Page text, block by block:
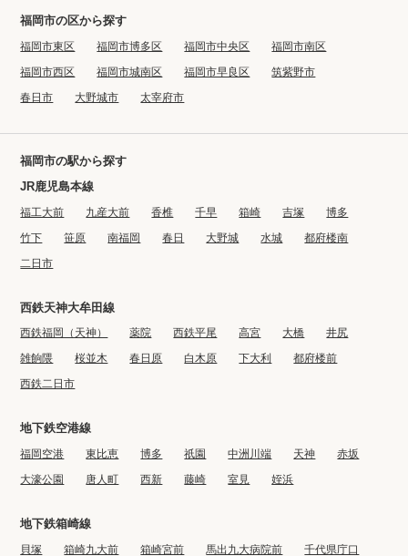
福岡市の区から探す
福岡市東区 福岡市博多区 福岡市中央区
福岡市南区
福岡市西区
福岡市城南区 福岡市早良区
筑紫野市
春日市
大野城市 太宰府市
福岡市の駅から探す
JR鹿児島本線
福工大前 九産大前 香椎 千早 箱崎 吉塚
博多
竹下
笹原 南福岡 春日 大野城 水城
都府楼南
二日市
西鉄天神大牟田線
西鉄福岡（天神） 薬院 西鉄平尾 高宮 大橋
井尻
雑餉隈
桜並木 春日原 白木原 下大利
都府楼前
西鉄二日市
地下鉄空港線
福岡空港 東比恵 博多 祇園 中洲川端 天神
赤坂
大濠公園
唐人町 西新 藤崎 室見 姪浜
地下鉄箱崎線
貝塚 箱崎九大前 箱崎宮前 馬出九大病院前 千代県庁口